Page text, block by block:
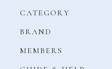
CATEGORY
BRAND
MEMBERS